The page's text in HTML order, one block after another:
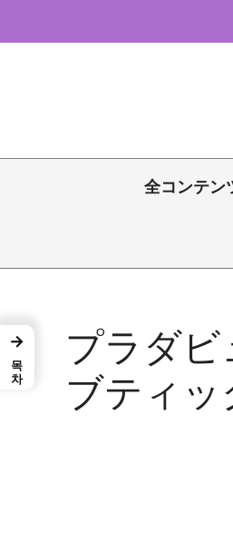
全コンテン
プラダ
ブティッ
→
목차